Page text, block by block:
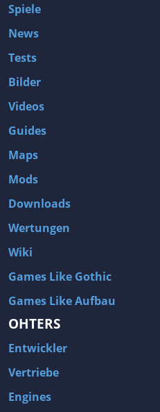
Spiele
News
Tests
Bilder
Videos
Guides
Maps
Mods
Downloads
Wertungen
Wiki
Games Like Gothic
Games Like Aufbau
OHTERS
Entwickler
Vertriebe
Engines